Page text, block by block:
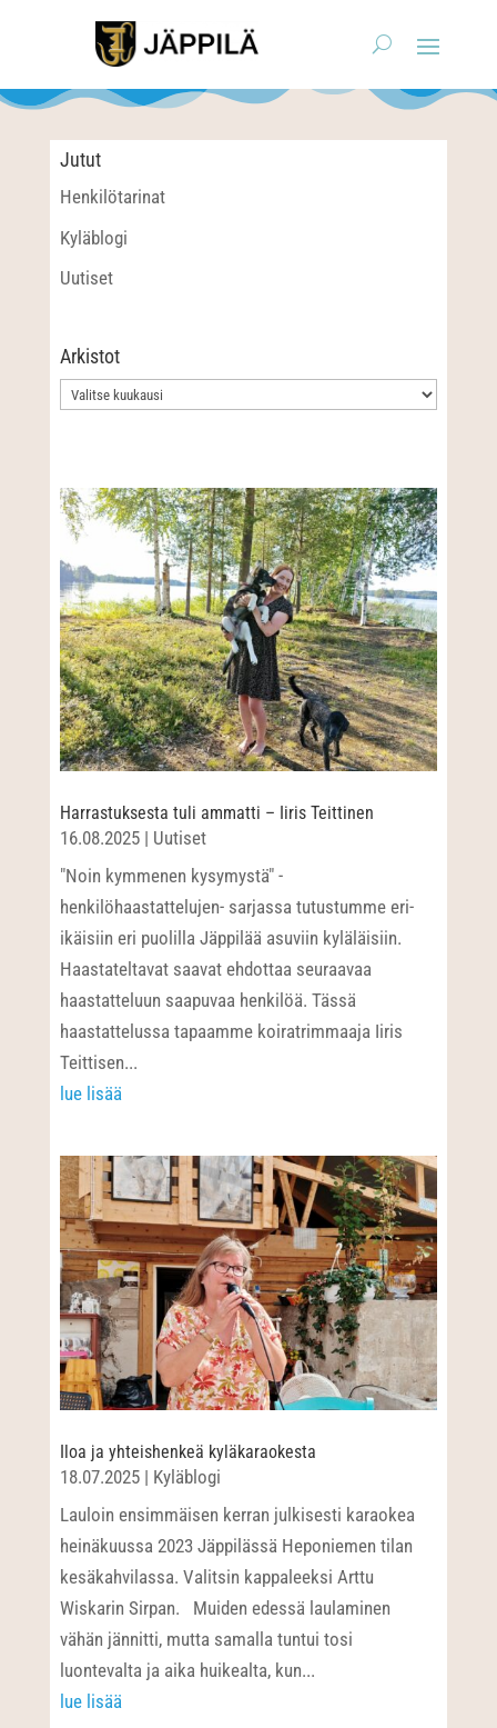
Jutut
Henkilötarinat
Kyläblogi
Uutiset
Arkistot
Arkistot
Harrastuksesta tuli ammatti – Iiris Teittinen
16.08.2025| Uutiset
"Noin kymmenen kysymystä" -
henkilöhaastattelujen- sarjassa tutustumme eri-
ikäisiin eri puolilla Jäppilää asuviin kyläläisiin.
Haastateltavat saavat ehdottaa seuraavaa
haastatteluun saapuvaa henkilöä. Tässä
haastattelussa tapaamme koiratrimmaaja Iiris
Teittisen...
lue lisää
Iloa ja yhteishenkeä kyläkaraokesta
18.07.2025| Kyläblogi
Lauloin ensimmäisen kerran julkisesti karaokea
heinäkuussa 2023 Jäppilässä Heponiemen tilan
kesäkahvilassa. Valitsin kappaleeksi Arttu
Wiskarin Sirpan. Muiden edessä laulaminen
vähän jännitti, mutta samalla tuntui tosi
luontevalta ja aika huikealta, kun...
lue lisää